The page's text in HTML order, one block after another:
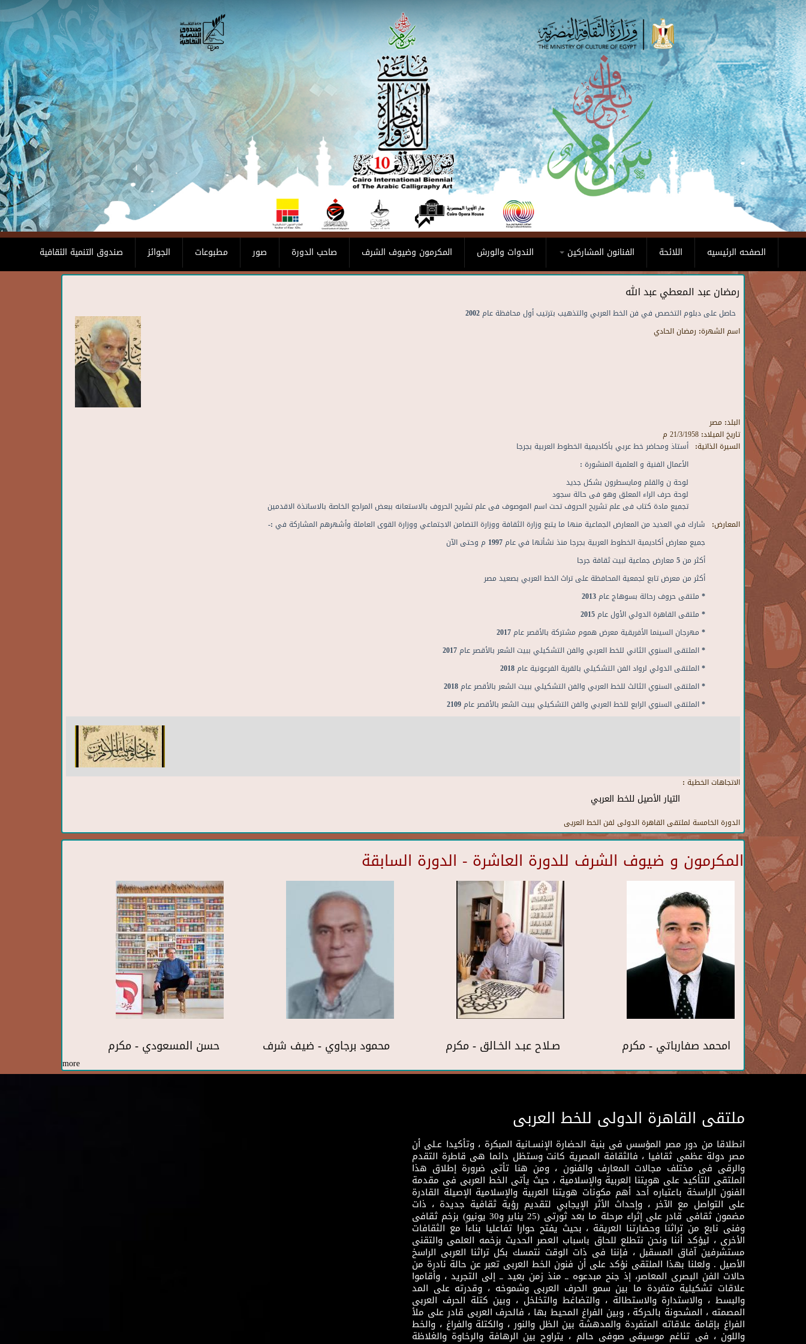
Skip to main content
صندوق التنمية الثقافية الجوائز مطبوعات صور صاحب الدورة المكرمون وضيوف الشرف الندوات والورش الفنانون المشاركين اللائحة الصفحه الرئيسيه
رمضان عبد المعطي عبد الله
حاصل على دبلوم التخصص في فن الخط العربي والتذهيب بترتيب أول محافظة عام 2002
اسم الشهرة: رمضان الحادي
البلد: مصر
تاريخ الميلاد: 21/3/1958 م
السيرة الذاتية: أستاذ ومحاضر خط عربي بأكاديمية الخطوط العربية بجرجا
الأعمال الفنية و العلمية المنشورة :
لوحة ن والقلم ومايسطرون بشكل جديد
لوحة حرف الراء المعلق وهو فى حالة سجود
تجميع مادة كتاب فى علم تشريح الحروف تحت اسم الموصوف فى علم تشريح الحروف بالاستعانه ببعض المراجع الخاصة بالاساتذة الاقدمين
المعارض: شارك في العديد من المعارض الجماعية منها ما يتبع وزارة الثقافة ووزارة التضامن الاجتماعي ووزارة القوى العاملة وأشهرهم المشاركة في :-
جميع معارض أكاديمية الخطوط العربية بجرجا منذ نشأتها في عام 1997 م وحتى الآن
أكثر من 5 معارض جماعية لبيت ثقافة جرجا
أكثر من معرض تابع لجمعية المحافظة على تراث الخط العربي بصعيد مصر
* ملتقى حروف رحالة بسوهاج عام 2013
* ملتقى القاهرة الدولي الأول عام 2015
* مهرجان السينما الأفريقية معرض هموم مشتركة بالأقصر عام 2017
* الملتقى السنوي الثاني للخط العربي والفن التشكيلي ببيت الشعر بالأقصر عام 2017
* الملتقى الدولي لرواد الفن التشكيلي بالقرية الفرعونية عام 2018
* الملتقى السنوي الثالث للخط العربي والفن التشكيلي ببيت الشعر بالأقصر عام 2018
* الملتقى السنوي الرابع للخط العربي والفن التشكيلي ببيت الشعر بالأقصر عام 2109
الاتجاهات الخطية :
التيار الأصيل للخط العربي
الدورة الخامسة لملتقى القاهرة الدولى لفن الخط العريى
المكرمون و ضيوف الشرف للدورة العاشرة - الدورة السابقة
حسن المسعودي - مكرم محمود برجاوي - ضيف شرف صـلاح عبـد الخـالق - مكرم امحمد صفارباتي - مكرم
more
ملتقى القاهرة الدولى للخط العربى
انطلاقا من دور مصر المؤسس فى بنية الحضارة الإنسـانية المبكرة ، وتأكيدا عـلى أن
مصر دولة عظمى ثقافيا ، فالثقافة المصرية كانت وستظل دائما هى قاطرة التقدم
والرقى فى مختلف مجالات المعارف والفنون ، ومن هنا تأتى ضرورة إطلاق هذا
الملتقى للتأكيد على هويتنا العربية والإسلامية ، حيث يأتى الخط العربى فى مقدمة
الفنون الراسخة باعتباره أحد أهم مكونات هويتنا العربية والإسلامية الإصيلة القادرة
على التواصل مع الآخر ، وإحداث الأثر الإيجابي لتقديم رؤية ثقافية جديدة ، ذات
مضمون ثقافى قادر على إثراء مرحلة ما بعد ثورتى (25 يناير و30 يونيو) بزخم ثقافى
وفنى نابع من تراثنا وحضارتنا العريقة ، بحيث يفتح حوارا تفاعليا بناءاً مع الثقافات
الأخرى ، ليؤكد أننا ونحن نتطلع للحاق باسباب العصر الحديث بزخمه العلمى والتقنى
مستشرفين آفاق المسقبل ، فإننا فى ذات الوقت نتمسك بكل تراثنا العربى الراسخ
الأصيل . ولعلنا بهذا الملتقى نؤكد على أن فنون الخط العربى تعبر عن حالة نادرة من
حالات الفن البصرى المعاصر، إذ جنح مبدعوه ــ منذ زمن بعيد ــ إلى التجريد ، وأقاموا
علاقات تشكيلية متفردة ما بين سمو الحرف العربى وشموخه ، وقدرته على المد
والبسط ، والاستدارة والاستطالة ، والتضاغط والتخلخل ، وبين كتلة الحرف العربى
المصمته ، المشحونة بالحركة ، وبين الفراغ المحيط بها ، فالحرف العربى قادر على ملأ
الفراغ بإقامة علاقاته المتفردة والمدهشة بين الظل والنور ، والكتلة والفراغ ، والخط
واللون ، فى تناغم موسيقى صوفى حالم ، يتراوح بين الرهافة والرخاوة والغلاظة